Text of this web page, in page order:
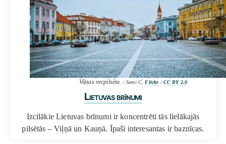
Viļņas vecpilsēta./ Sami C,Flickr /CC BY 2.0
Lietuvas brīnumi
Izcilākie Lietuvas brīnumi ir koncentrēti tās lielākajās
pilsētās – Viļņā un Kauņā. Īpaši interesantas ir baznīcas.